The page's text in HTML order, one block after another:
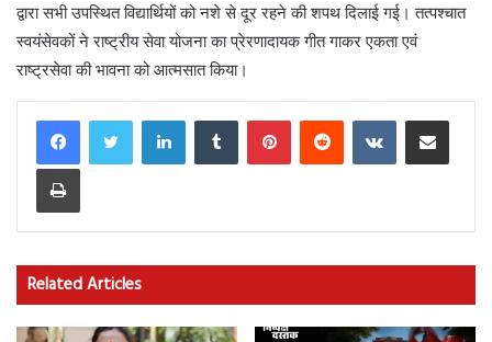
द्वारा सभी उपस्थित विद्यार्थियों को नशे से दूर रहने की शपथ दिलाई गई। तत्पश्चात
स्वयंसेवकों ने राष्ट्रीय सेवा योजना का प्रेरणादायक गीत गाकर एकता एवं
राष्ट्रसेवा की भावना को आत्मसात किया।
LinkedInTumblr PinterestReddit VKontakteShare via Email
Print
Related Articles